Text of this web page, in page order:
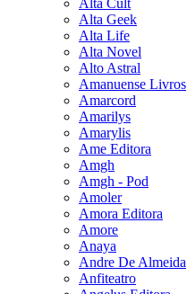
Alta Cult
Alta Geek
Alta Life
Alta Novel
Alto Astral
Amanuense Livros
Amarcord
Amarilys
Amarylis
Ame Editora
Amgh
Amgh - Pod
Amoler
Amora Editora
Amore
Anaya
Andre De Almeida
Anfiteatro